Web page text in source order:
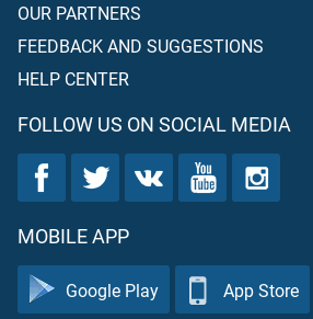
OUR PARTNERS
FEEDBACK AND SUGGESTIONS
HELP CENTER
FOLLOW US ON SOCIAL MEDIA
MOBILE APP
Google Play App Store